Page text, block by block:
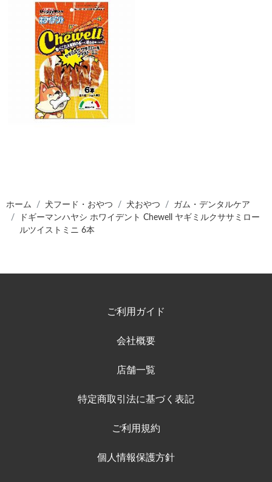
ホーム 犬フード・おやつ 犬おやつ
ガム・デンタルケア
ドギーマンハヤシ ホワイデント Chewell ヤギミルクササミロー
ルツイストミニ 6本
ご利用ガイド
会社概要
店舗一覧
特定商取引法に基づく表記
ご利用規約
個人情報保護方針